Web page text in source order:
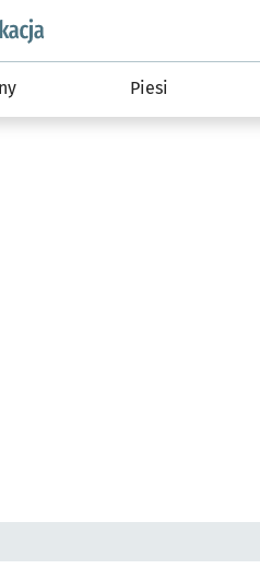
podserwis: Komunikacja
Piesi